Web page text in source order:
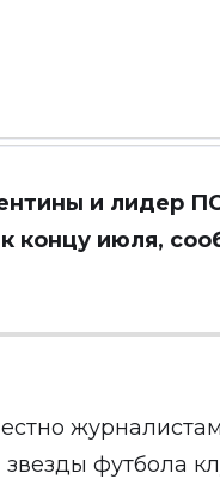
и лидер
концу июля,
футбола